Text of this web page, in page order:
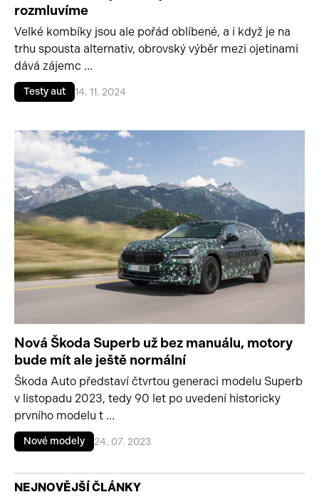
rozmluvíme
Velké kombíky jsou ale pořád oblíbené, a i když je na
trhu spousta alternativ, obrovský výběr mezi ojetinami
dává zájemc ...
Testy aut 14. 11. 2024
Nová Škoda Superb už bez manuálu, motory
bude mít ale ještě normální
Škoda Auto představí čtvrtou generaci modelu Superb
v listopadu 2023, tedy 90 let po uvedení historicky
prvního modelu t ...
Nové modely 24. 07. 2023
NEJNOVĚJŠÍ ČLÁNKY